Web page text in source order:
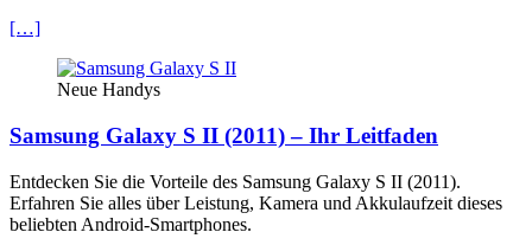
[…]
Neue Handys
Samsung Galaxy S II (2011) – Ihr Leitfaden
Entdecken Sie die Vorteile des Samsung Galaxy S II (2011).
Erfahren Sie alles über Leistung, Kamera und Akkulaufzeit dieses
beliebten Android-Smartphones.